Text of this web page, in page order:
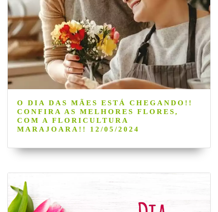
O DIA DAS MÃES ESTÁ CHEGANDO!!
CONFIRA AS MELHORES FLORES,
COM A FLORICULTURA
MARAJOARA!! 12/05/2024